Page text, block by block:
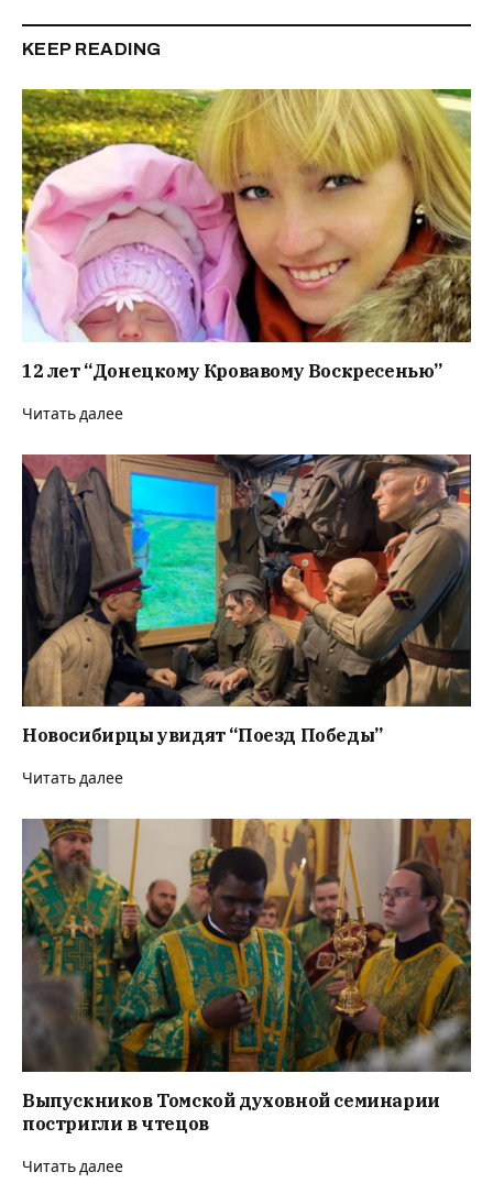
KEEP READING
12 лет “Донецкому Кровавому Воскресенью”
Читать далее
Новосибирцы увидят “Поезд Победы”
Читать далее
Выпускников Томской духовной семинарии
постригли в чтецов
Читать далее